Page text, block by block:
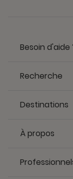
Besoin d'aide
Recherche
Destinations
À propos